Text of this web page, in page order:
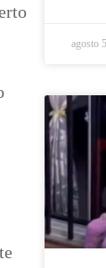
agosto